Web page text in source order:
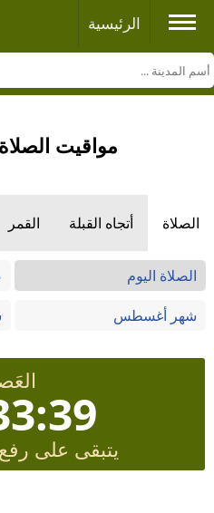
الرئيسية
مواقيت
الصلاة أتجاه القبلة القمر
الصلاة اليوم
شهر أغسطس
يتبقى على